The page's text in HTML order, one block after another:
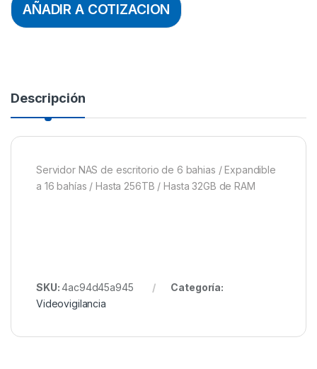
AÑADIR A COTIZACION
Descripción
Servidor NAS de escritorio de 6 bahias / Expandible
a 16 bahías / Hasta 256TB / Hasta 32GB de RAM
SKU:4ac94d45a945
Categoría:
Videovigilancia